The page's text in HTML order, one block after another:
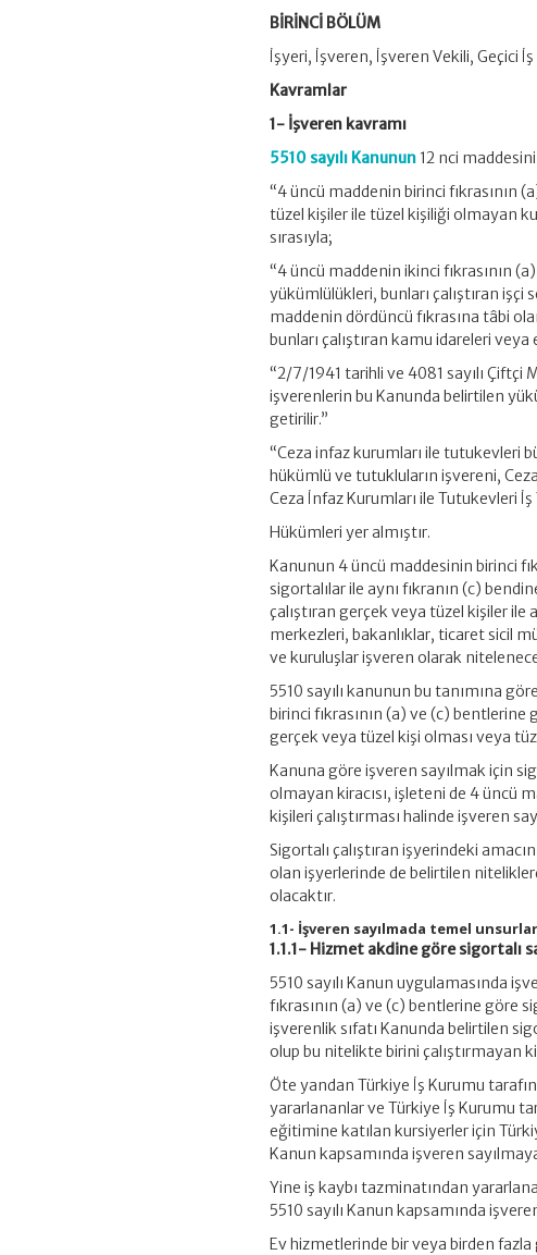
BİRİNCİ BÖLÜM
İşyeri, İşveren, İşveren Vekili, Geçici
Kavramlar
1- İşveren kavramı
5510 sayılı Kanunun 12 nci
“4 üncü maddenin birinci fıkrasının
tüzel kişiler ile tüzel kişiliği olmayan
sırasıyla;
“4 üncü maddenin ikinci fıkrasının
yükümlülükleri, bunları çalıştıran
maddenin dördüncü fıkrasına tâbi
bunları çalıştıran kamu idareleri
“2/7/1941 tarihli ve 4081 sayılı Çiftçi
işverenlerin bu Kanunda belirtilen
getirilir.”
“Ceza infaz kurumları ile tutukevleri
hükümlü ve tutukluların işvereni,
Ceza İnfaz Kurumları ile Tutukevleri
Hükümleri yer almıştır.
Kanunun 4 üncü maddesinin birinci
sigortalılar ile aynı fıkranın (c)
çalıştıran gerçek veya tüzel kişiler ile
merkezleri, bakanlıklar, ticaret sicil
ve kuruluşlar işveren olarak
5510 sayılı kanunun bu tanımına
birinci fıkrasının (a) ve (c)
gerçek veya tüzel kişi olması veya
Kanuna göre işveren sayılmak için
olmayan kiracısı, işleteni de 4 üncü
kişileri çalıştırması halinde işveren
Sigortalı çalıştıran işyerindeki
olan işyerlerinde de belirtilen
olacaktır.
1.1- İşveren sayılmada temel unsurlar
1.1.1- Hizmet akdine göre sigortalı
5510 sayılı Kanun uygulamasında
fıkrasının (a) ve (c) bentlerine göre
işverenlik sıfatı Kanunda belirtilen
olup bu nitelikte birini çalıştırmayan
Öte yandan Türkiye İş Kurumu
yararlananlar ve Türkiye İş Kurumu
eğitimine katılan kursiyerler için
Kanun kapsamında işveren
Yine iş kaybı tazminatından
5510 sayılı Kanun kapsamında
Ev hizmetlerinde bir veya birden fazla